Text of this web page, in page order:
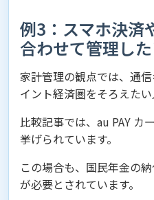
例3：スマホ決済
合わせて管理し
家計管理の観点では、通
イント経済圏をそろえたい
比較記事では、au PAY カ
挙げられています。
この場合も、国民年金の
が必要とされています。